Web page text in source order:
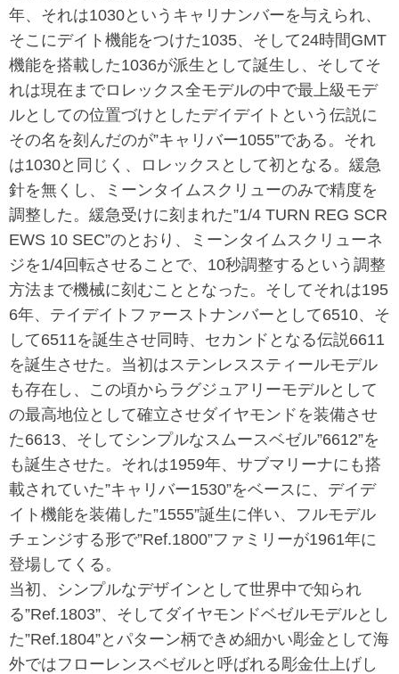
年、それは1030というキャリナンバーを与えられ、
そこにデイト機能をつけた1035、そして24時間GMT
機能を搭載した1036が派生として誕生し、そしてそ
れは現在までロレックス全モデルの中で最上級モデ
ルとしての位置づけとしたデイデイトという伝説に
その名を刻んだのが”キャリバー1055”である。それ
は1030と同じく、ロレックスとして初となる。緩急
針を無くし、ミーンタイムスクリューのみで精度を
調整した。緩急受けに刻まれた”1/4 TURN REG SCR
EWS 10 SEC”のとおり、ミーンタイムスクリューネ
ジを1/4回転させることで、10秒調整するという調整
方法まで機械に刻むこととなった。そしてそれは195
6年、テイデイトファーストナンバーとして6510、そ
して6511を誕生させ同時、セカンドとなる伝説6611
を誕生させた。当初はステンレススティールモデル
も存在し、この頃からラグジュアリーモデルとして
の最高地位として確立させダイヤモンドを装備させ
た6613、そしてシンプルなスムースベゼル”6612”を
も誕生させた。それは1959年、サブマリーナにも搭
載されていた”キャリバー1530”をベースに、デイデ
イト機能を装備した”1555”誕生に伴い、フルモデル
チェンジする形で”Ref.1800”ファミリーが1961年に
登場してくる。
当初、シンプルなデザインとして世界中で知られ
る”Ref.1803”、そしてダイヤモンドベゼルモデルとし
た”Ref.1804”とパターン柄できめ細かい彫金として海
外ではフローレンスベゼルと呼ばれる彫金仕上げし